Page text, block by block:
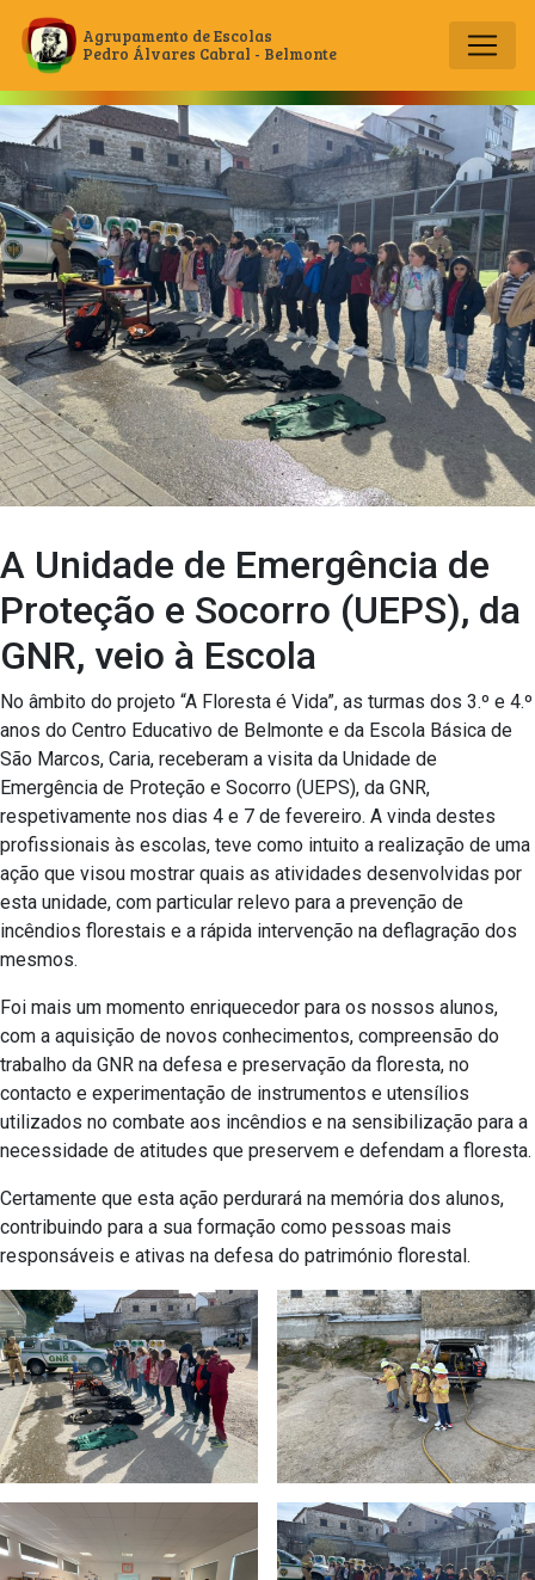
Main Navigation
Agrupamento de Escolas
Pedro Álvares Cabral - Belmonte
A Unidade de Emergência de
Proteção e Socorro (UEPS), da
GNR, veio à Escola
No âmbito do projeto “A Floresta é Vida”, as turmas dos 3.º e 4.º
anos do Centro Educativo de Belmonte e da Escola Básica de
São Marcos, Caria, receberam a visita da Unidade de
Emergência de Proteção e Socorro (UEPS), da GNR,
respetivamente nos dias 4 e 7 de fevereiro. A vinda destes
profissionais às escolas, teve como intuito a realização de uma
ação que visou mostrar quais as atividades desenvolvidas por
esta unidade, com particular relevo para a prevenção de
incêndios florestais e a rápida intervenção na deflagração dos
mesmos.
Foi mais um momento enriquecedor para os nossos alunos,
com a aquisição de novos conhecimentos, compreensão do
trabalho da GNR na defesa e preservação da floresta, no
contacto e experimentação de instrumentos e utensílios
utilizados no combate aos incêndios e na sensibilização para a
necessidade de atitudes que preservem e defendam a floresta.
Certamente que esta ação perdurará na memória dos alunos,
contribuindo para a sua formação como pessoas mais
responsáveis e ativas na defesa do património florestal.